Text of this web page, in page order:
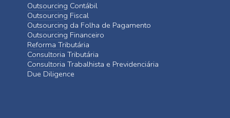
Outsourcing Contábil
Outsourcing Fiscal
Outsourcing da Folha de Pagamento
Outsourcing Financeiro
Reforma Tributária
Consultoria Tributária
Consultoria Trabalhista e Previdenciária
Due Diligence